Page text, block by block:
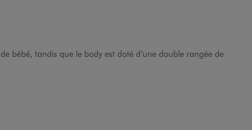
bébé, tandis que le body est doté d’une double rangée de